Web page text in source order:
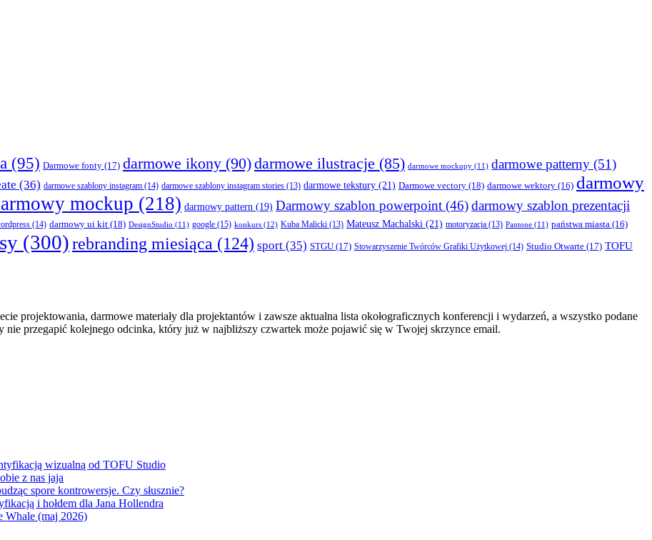
(95) Darmowe fonty (17) darmowe ikony (90)darmowe ilustracje (85) darmowe mockupy (11) darmowe patterny (51)
(36) darmowe szablony instagram (14) darmowe szablony instagram stories (13) darmowe tekstury (21) Darmowe vectory (18) darmowe wektory (16) darmowy
mockup (218) darmowy pattern (19) Darmowy szablon powerpoint (46)darmowy szablon prezentacji
(14) darmowy ui kit (18) DesignStudio (11) google (15) konkurs (12) Kuba Malicki (13) Mateusz Machalski (21) motoryzacja (13) Pantone (11) państwa miasta (16)
(300)rebranding miesiąca (124) sport (35) STGU (17) Stowarzyszenie Twórców Grafiki Użytkowej (14) Studio Otwarte (17) TOFU
projektowania, darmowe materiały dla projektantów i zawsze aktualna lista okołograficznych konferencji i wydarzeń, a wszystko podane
nie przegapić kolejnego odcinka, który już w najbliższy czwartek może pojawić się w Twojej skrzynce email.
wizualną od TOFU Studio
z nas jaja
spore kontrowersje. Czy słusznie?
i hołdem dla Jana Hollendra
Whale (maj 2026)